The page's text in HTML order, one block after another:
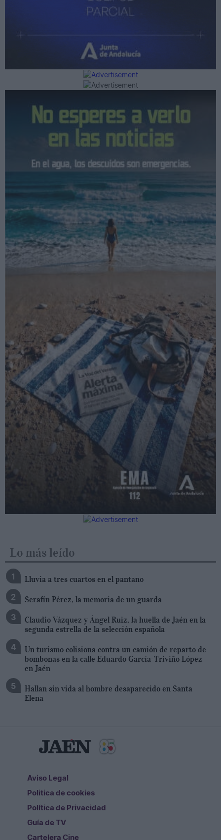
Lo más leído
Lluvia a tres cuartos en el pantano
Serafín Pérez, la memoria de un guarda
Claudio Vázquez y Ángel Ruiz, la huella de Jaén en la
segunda estrella de la selección española
Un turismo colisiona contra un camión de reparto de
bombonas en la calle Eduardo García-Triviño López
en Jaén
Hallan sin vida al hombre desaparecido en Santa
Elena
Aviso Legal
Politica de cookies
Política de Privacidad
Guía de TV
Cartelera Cine